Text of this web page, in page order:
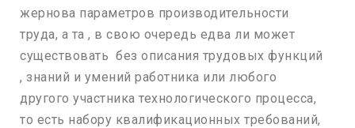
жернова параметров производительности
труда, а та , в свою очередь едва ли может
существовать без описания трудовых функций
, знаний и умений работника или любого
другого участника технологического процесса,
то есть набору квалификационных требований,